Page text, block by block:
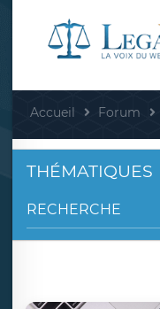
Accueil Forum
THÉMATIQUES